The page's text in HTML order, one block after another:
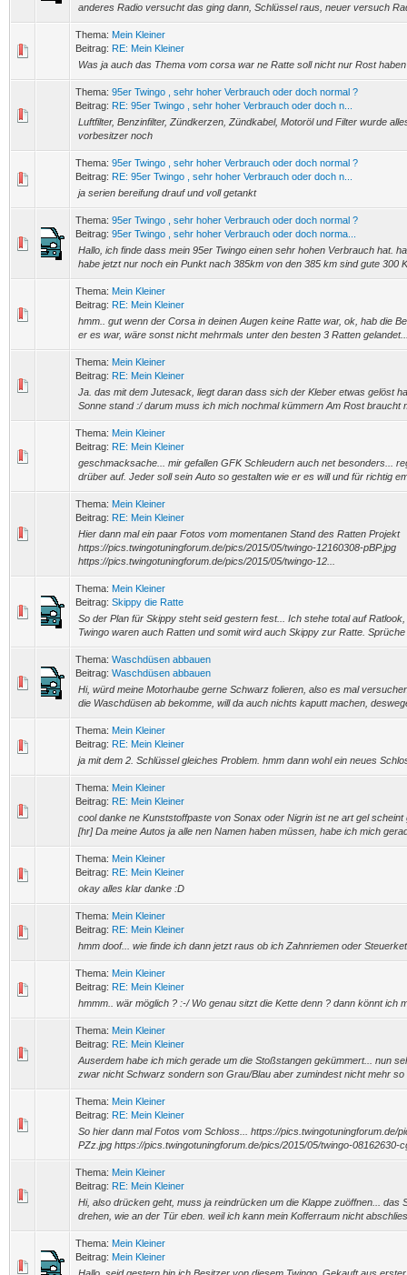
anderes Radio versucht das ging dann, Schlüssel raus, neuer versuch
Thema: Mein Kleiner
Beitrag: RE: Mein Kleiner
Was ja auch das Thema vom corsa war ne Ratte soll nicht nur Rost
Thema: 95er Twingo , sehr hoher Verbrauch oder doch normal ?
Beitrag: RE: 95er Twingo , sehr hoher Verbrauch oder doch n...
Luftfilter, Benzinfilter, Zündkerzen, Zündkabel, Motoröl und Filter wurde
vorbesitzer noch
Thema: 95er Twingo , sehr hoher Verbrauch oder doch normal ?
Beitrag: RE: 95er Twingo , sehr hoher Verbrauch oder doch n...
ja serien bereifung drauf und voll getankt
Thema: 95er Twingo , sehr hoher Verbrauch oder doch normal ?
Beitrag: 95er Twingo , sehr hoher Verbrauch oder doch norma...
Hallo, ich finde dass mein 95er Twingo einen sehr hohen Verbrauch hat.
habe jetzt nur noch ein Punkt nach 385km von den 385 km sind gute 300
Thema: Mein Kleiner
Beitrag: RE: Mein Kleiner
hmm.. gut wenn der Corsa in deinen Augen keine Ratte war, ok, hab die
er es war, wäre sonst nicht mehrmals unter den besten 3 Ratten
Thema: Mein Kleiner
Beitrag: RE: Mein Kleiner
Ja. das mit dem Jutesack, liegt daran dass sich der Kleber etwas gelöst
Sonne stand :/ darum muss ich mich nochmal kümmern Am Rost braucht
Thema: Mein Kleiner
Beitrag: RE: Mein Kleiner
geschmacksache... mir gefallen GFK Schleudern auch net besonders...
drüber auf. Jeder soll sein Auto so gestalten wie er es will und für richtig
Thema: Mein Kleiner
Beitrag: RE: Mein Kleiner
Hier dann mal ein paar Fotos vom momentanen Stand des Ratten Projekt
https://pics.twingotuningforum.de/pics/2015/05/twingo-12160308-pBP.jpg
https://pics.twingotuningforum.de/pics/2015/05/twingo-12...
Thema: Mein Kleiner
Beitrag: Skippy die Ratte
So der Plan für Skippy steht seid gestern fest... Ich stehe total auf
Twingo waren auch Ratten und somit wird auch Skippy zur Ratte.
Thema: Waschdüsen abbauen
Beitrag: Waschdüsen abbauen
Hi, würd meine Motorhaube gerne Schwarz folieren, also es mal
die Waschdüsen ab bekomme, will da auch nichts kaputt machen,
Thema: Mein Kleiner
Beitrag: RE: Mein Kleiner
ja mit dem 2. Schlüssel gleiches Problem. hmm dann wohl ein neues
Thema: Mein Kleiner
Beitrag: RE: Mein Kleiner
cool danke ne Kunststoffpaste von Sonax oder Nigrin ist ne art gel
[hr] Da meine Autos ja alle nen Namen haben müssen, habe ich mich
Thema: Mein Kleiner
Beitrag: RE: Mein Kleiner
okay alles klar danke :D
Thema: Mein Kleiner
Beitrag: RE: Mein Kleiner
hmm doof... wie finde ich dann jetzt raus ob ich Zahnriemen oder
Thema: Mein Kleiner
Beitrag: RE: Mein Kleiner
hmmm.. wär möglich ? :-/ Wo genau sitzt die Kette denn ? dann könnt ich
Thema: Mein Kleiner
Beitrag: RE: Mein Kleiner
Auserdem habe ich mich gerade um die Stoßstangen gekümmert... nun
zwar nicht Schwarz sondern son Grau/Blau aber zumindest nicht mehr
Thema: Mein Kleiner
Beitrag: RE: Mein Kleiner
So hier dann mal Fotos vom Schloss... https://pics.twingotuningforum.de/
PZz.jpg https://pics.twingotuningforum.de/pics/2015/05/twingo-08162630-
Thema: Mein Kleiner
Beitrag: RE: Mein Kleiner
Hi, also drücken geht, muss ja reindrücken um die Klappe zuöffnen... das
drehen, wie an der Tür eben. weil ich kann mein Kofferraum nicht
Thema: Mein Kleiner
Beitrag: Mein Kleiner